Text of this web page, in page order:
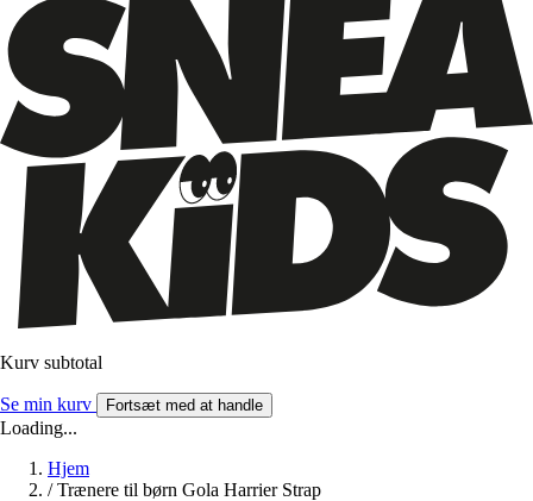
Kurv subtotal
Se min kurv Fortsæt med at handle
Loading...
Hjem
/ Trænere til børn Gola Harrier Strap